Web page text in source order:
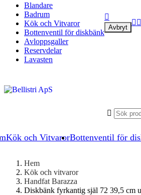
Kök och VitvarorBottenventil för
Blandare
Badrum
Kök och Vitvaror
Bottenventil för diskbänk
Avloppsgaller
Reservdelar
Lavasten


Avbryt
 
Hem
Kök och vitvaror
Handfat Barazza
Diskbänk fyrkantig själ 72 39,5 cm